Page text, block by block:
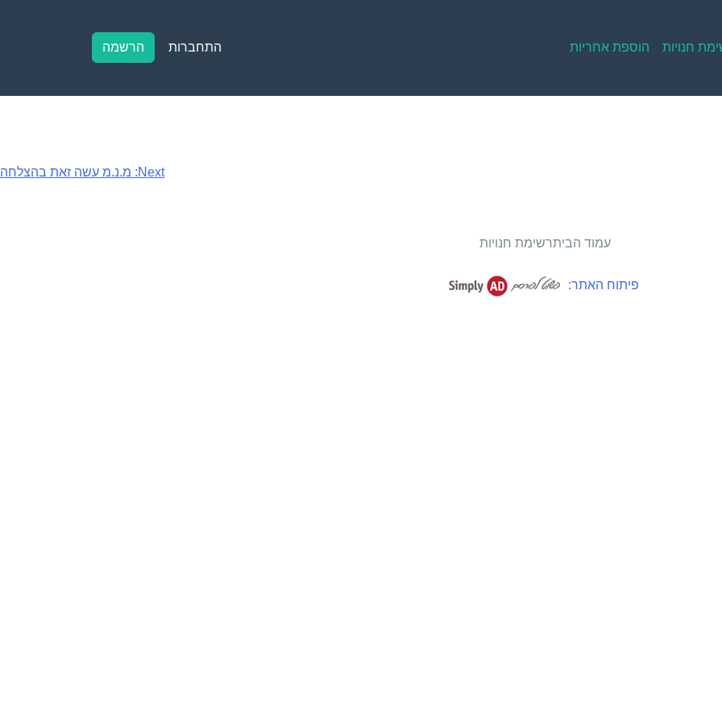
חנויות הוספת אחריות התחברות הרשמה
Next: מ.נ.מ עשה זאת בהצלחה
עמוד הביתרשימת חנויות
פיתוח האתר: